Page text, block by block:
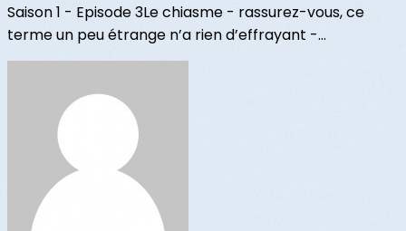
Saison 1 - Episode 3Le chiasme - rassurez-vous, ce
terme un peu étrange n’a rien d’effrayant -...